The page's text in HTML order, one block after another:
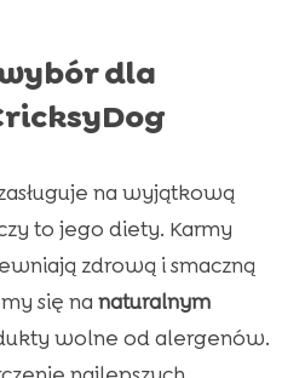
dla
na wyjątkową
to jego diety. Karmy
zdrową i smaczną
się na naturalnym
wolne od alergenów.